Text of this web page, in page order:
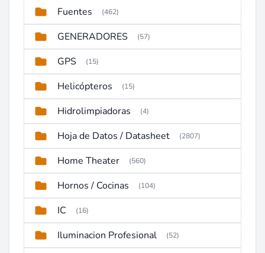
Fuentes (462)
GENERADORES (57)
GPS (15)
Helicópteros (15)
Hidrolimpiadoras (4)
Hoja de Datos / Datasheet (2807)
Home Theater (560)
Hornos / Cocinas (104)
IC (16)
Iluminacion Profesional (52)